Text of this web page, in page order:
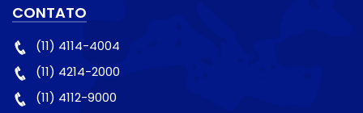
CONTATO
(11) 4114-4004
(11) 4214-2000
(11) 4112-9000